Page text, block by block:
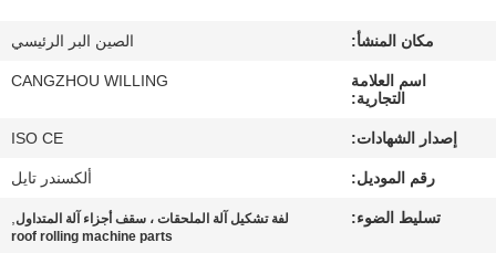
خريطة
الموقع
سياسة
الخصوصية
مكان المنشأ: الصين البر الرئيسي
اسم العلامة
التجارية:
CANGZHOU WILLING
إصدار الشهادات: ISO CE
رقم الموديل: ألكسندر تايل
تسليط الضوء: لفة تشكيل آلة الملحقات ، سقف أجزاء آلة المتداول,
roof rolling machine parts